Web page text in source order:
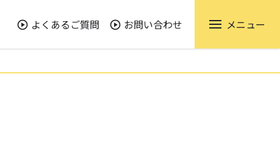
よくあるご質問 お問い合わせ メニュー